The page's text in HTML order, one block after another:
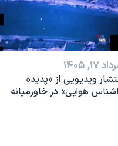
۱۷, ۱۴۰۵
ویدیویی از «پدیده‌
هوایی» در خاورمیانه